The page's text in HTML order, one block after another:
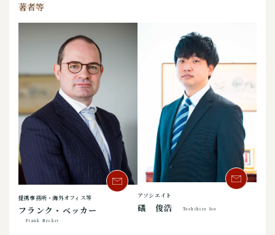
著者等
提携事務所・海外オフィス等
フランク・ベッカー
Frank Becker
アソシエイト
礒 俊浩 Toshihiro Iso